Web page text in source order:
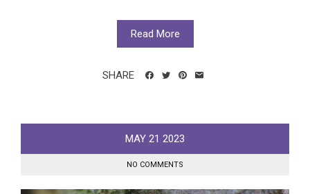
Read More
SHARE
MAY 21 2023
NO COMMENTS